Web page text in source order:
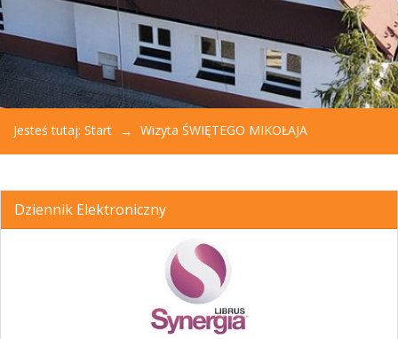
Jesteś tutaj: Start Wizyta ŚWIĘTEGO MIKOŁAJA
Dziennik Elektroniczny